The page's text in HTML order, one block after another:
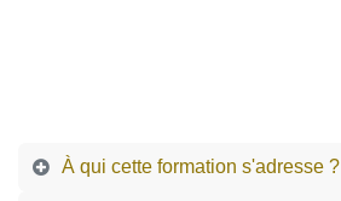
À qui cette formation s'adresse ?